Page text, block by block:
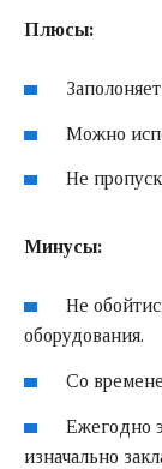
Плюсы:
Можно
Не
Минусы:
Не
оборудования.
Со
Ежегодно
изначально